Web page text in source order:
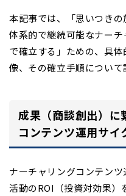
本記事では、
「思いつき
体系的で継続可能なナー
で確立する」ための、具
像、その確立手順について
成果（商談創出）
コンテンツ運用サイ
ナーチャリングコンテン
活動のROI（投資対効果）